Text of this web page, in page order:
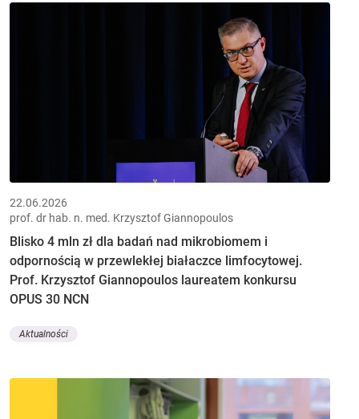
22.06.2026
prof. dr hab. n. med. Krzysztof Giannopoulos
Blisko 4 mln zł dla badań nad mikrobiomem i
odpornością w przewlekłej białaczce limfocytowej.
Prof. Krzysztof Giannopoulos laureatem konkursu
OPUS 30 NCN
Aktualności